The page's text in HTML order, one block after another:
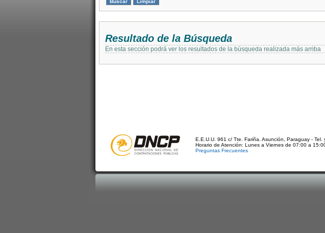
Resultado de la Búsqueda
En esta sección podrá ver los resultados de la búsqueda realizada más arriba
E.E.U.U. 961 c/ Tte. Fariña. Asunción, Paraguay -
Horario de Atención: Lunes a Viernes de 07:00 a
Preguntas Frecuentes